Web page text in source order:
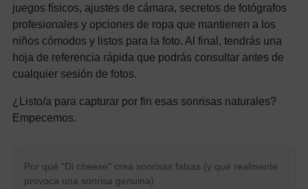
juegos físicos, ajustes de cámara, secretos de fotógrafos
profesionales y opciones de ropa que mantienen a los
niños cómodos y listos para la foto. Al final, tendrás una
hoja de referencia rápida que podrás consultar antes de
cualquier sesión de fotos.
¿Listo/a para capturar por fin esas sonrisas naturales?
Empecemos.
Por qué "Di cheese" crea sonrisas falsas (y qué realmente
provoca una sonrisa genuina)